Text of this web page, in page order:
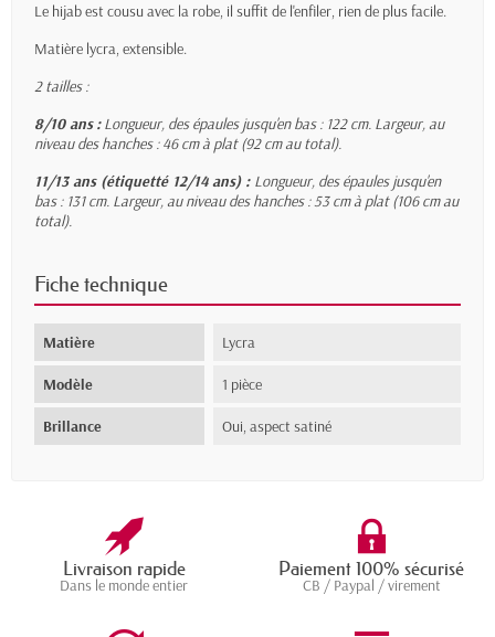
Le hijab est cousu avec la robe, il suffit de l'enfiler, rien de plus facile.
Matière lycra, extensible.
2 tailles :
8/10 ans : Longueur, des épaules jusqu'en bas : 122 cm. Largeur, au
niveau des hanches : 46 cm à plat (92 cm au total).
11/13 ans (étiquetté 12/14 ans) : Longueur, des épaules jusqu'en
bas : 131 cm. Largeur, au niveau des hanches : 53 cm à plat (106 cm au
total).
Fiche technique
Matière Lycra
Modèle 1 pièce
Brillance Oui, aspect satiné
Livraison rapide
Dans le monde entier
Paiement 100% sécurisé
CB / Paypal / virement